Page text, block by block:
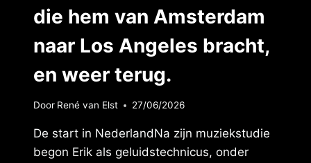
die hem van Amsterdam
naar Los Angeles bracht,
en weer terug.
Door René van Elst 27/06/2026
De start in NederlandNa zijn muziekstudie
begon Erik als geluidstechnicus, onder